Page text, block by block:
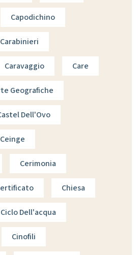
Capodichino
Carabinieri
Caravaggio Care
Geografiche
Dell'Ovo
Ceinge
Cerimonia
Chiesa
Ciclo Dell'acqua
Cinofili